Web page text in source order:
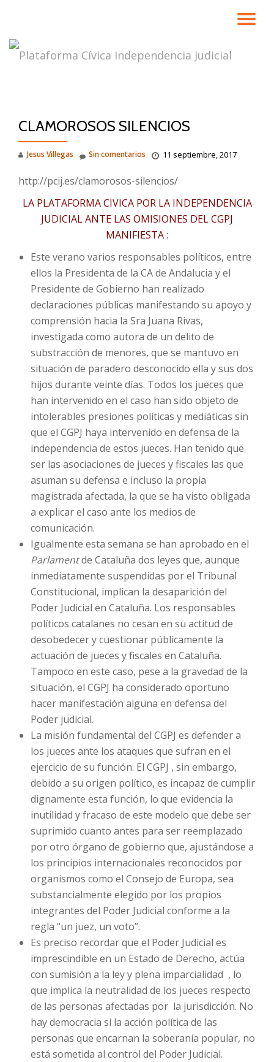
contenido
CLAMOROSOS SILENCIOS
Jesus Villegas 11 septiembre, 2017
Sin comentarios
http://pcij.es/clamorosos-silencios/
LA PLATAFORMA CIVICA POR LA INDEPENDENCIA
JUDICIAL ANTE LAS OMISIONES DEL CGPJ
MANIFIESTA :
Este verano varios responsables políticos, entre
ellos la Presidenta de la CA de Andalucia y el
Presidente de Gobierno han realizado
declaraciones públicas manifestando su apoyo y
comprensión hacia la Sra Juana Rivas,
investigada como autora de un delito de
substracción de menores, que se mantuvo en
situación de paradero desconocido ella y sus dos
hijos durante veinte días. Todos los jueces que
han intervenido en el caso han sido objeto de
intolerables presiones políticas y mediáticas sin
que el CGPJ haya intervenido en defensa de la
independencia de estos jueces. Han tenido que
ser las asociaciones de jueces y fiscales las que
asuman su defensa e incluso la propia
magistrada afectada, la que se ha visto obligada
a explicar el caso ante los medios de
comunicación.
Igualmente esta semana se han aprobado en el
Parlamentde Cataluña dos leyes que, aunque
inmediatamente suspendidas por el Tribunal
Constitucional, implican la desaparición del
Poder Judicial en Cataluña. Los responsables
políticos catalanes no cesan en su actitud de
desobedecer y cuestionar públicamente la
actuación de jueces y fiscales en Cataluña.
Tampoco en este caso, pese a la gravedad de la
situación, el CGPJ ha considerado oportuno
hacer manifestación alguna en defensa del
Poder judicial.
La misión fundamental del CGPJ es defender a
los jueces ante los ataques que sufran en el
ejercicio de su función. El CGPJ , sin embargo,
debido a su origen político, es incapaz de cumplir
dignamente esta función, lo que evidencia la
inutilidad y fracaso de este modelo que debe ser
suprimido cuanto antes para ser reemplazado
por otro órgano de gobierno que, ajustándose a
los principios internacionales reconocidos por
organismos como el Consejo de Europa, sea
substancialmente elegido por los propios
integrantes del Poder Judicial conforme a la
regla “un juez, un voto”.
Es preciso recordar que el Poder Judicial es
imprescindible en un Estado de Derecho, actúa
con sumisión a la ley y plena imparcialidad , lo
que implica la neutralidad de los jueces respecto
de las personas afectadas por la jurisdicción. No
hay democracia si la acción política de las
personas que encarnan la soberanía popular, no
está sometida al control del Poder Judicial.